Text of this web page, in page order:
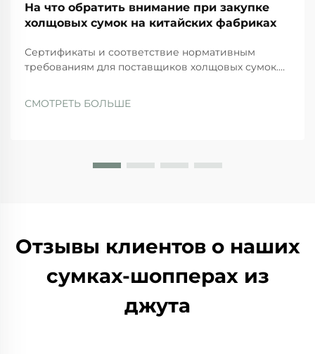
На что обратить внимание при закупке
холщовых сумок на китайских фабриках
Сертификаты и соответствие нормативным
требованиям для поставщиков холщовых сумок.
СМОТРЕТЬ БОЛЬШЕ
Отзывы клиентов о наших
сумках-шопперах из
джута